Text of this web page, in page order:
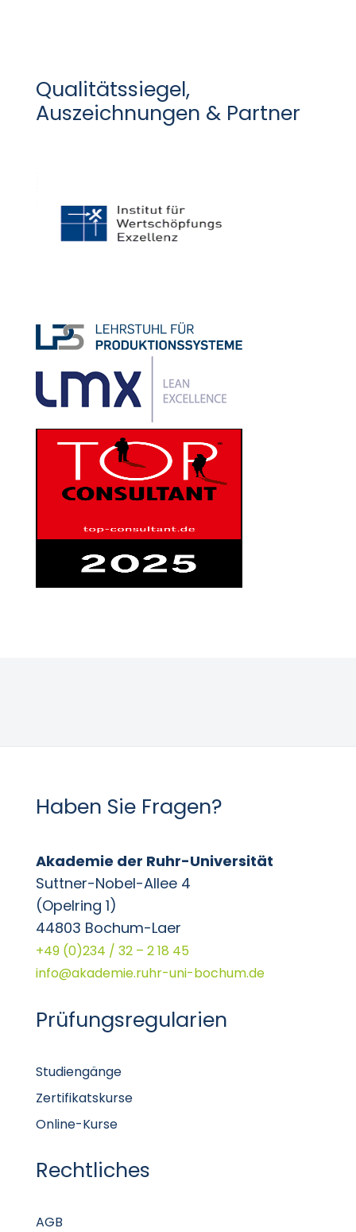
Qualitätssiegel,
Auszeichnungen & Partner
Haben Sie Fragen?
Akademie der Ruhr-Universität
Suttner-Nobel-Allee 4
(Opelring 1)
44803 Bochum-Laer
+49 (0)234 / 32 – 2 18 45
info@akademie.ruhr-uni-bochum.de
Prüfungsregularien
Studiengänge
Zertifikatskurse
Online-Kurse
Rechtliches
AGB